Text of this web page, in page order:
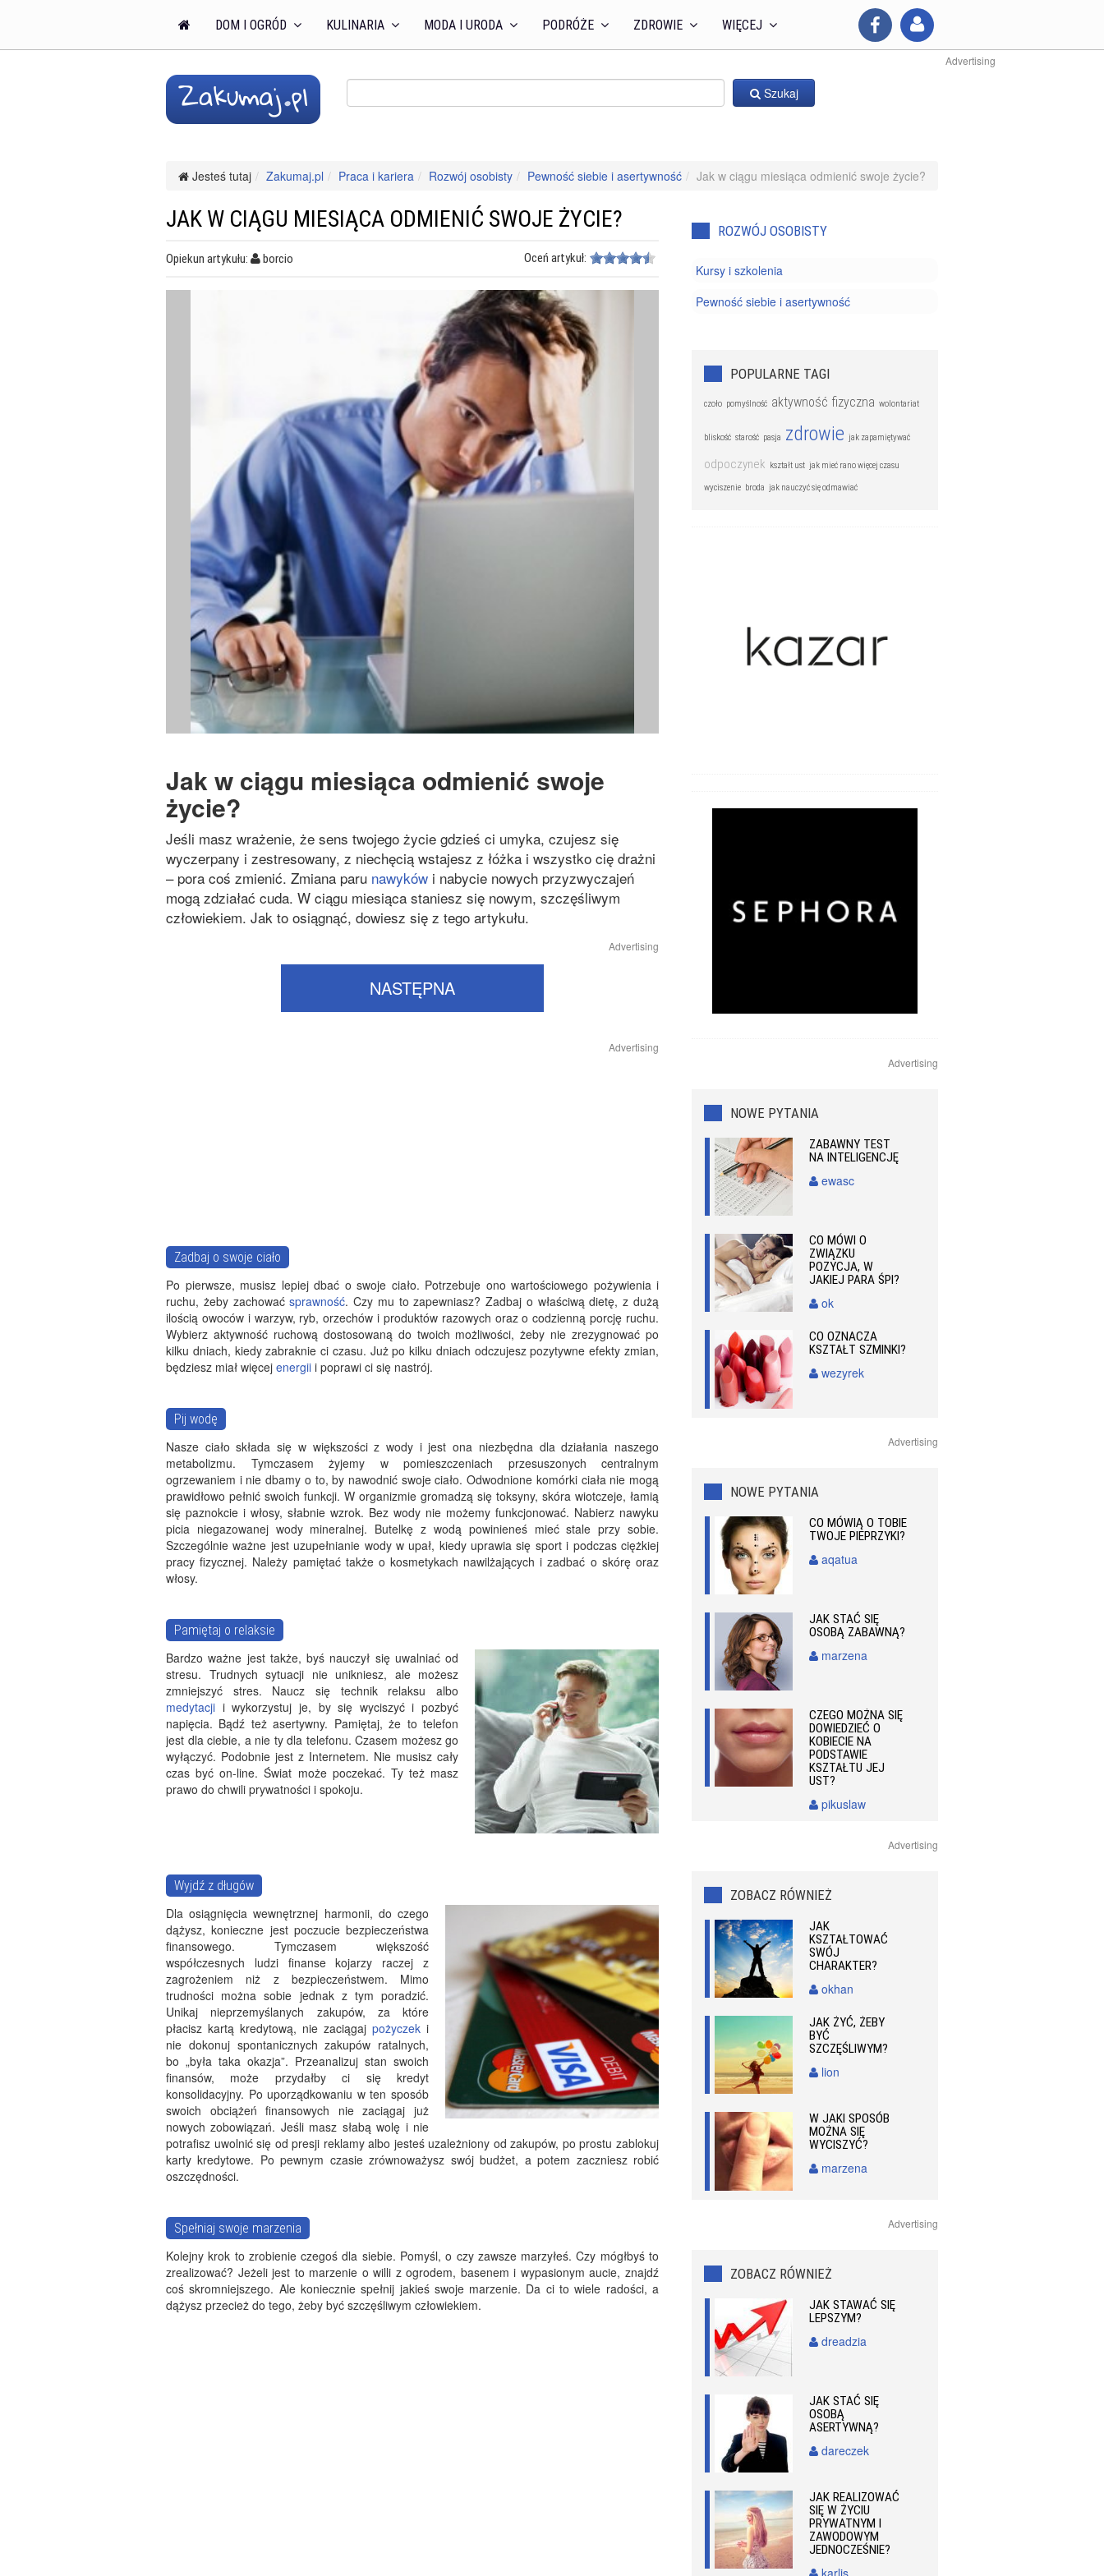
DOM I OGRÓD KULINARIA MODA I URODA PODRÓŻE ZDROWIE WIĘCEJ
Advertising
Szukaj
Jesteś tutaj Zakumaj.pl Praca i kariera Rozwój osobisty Pewność siebie i asertywność Jak w ciągu miesiąca odmienić swoje życie?
JAK W CIĄGU MIESIĄCA ODMIENIĆ SWOJE ŻYCIE?
Opiekun artykułu: borcio Oceń artykuł:
Jak w ciągu miesiąca odmienić swoje
życie?
Jeśli masz wrażenie, że sens twojego życie gdzieś ci umyka, czujesz się
wyczerpany i zestresowany, z niechęcią wstajesz z łóżka i wszystko cię drażni
– pora coś zmienić. Zmiana paru nawyków i nabycie nowych przyzwyczajeń
mogą zdziałać cuda. W ciągu miesiąca staniesz się nowym, szczęśliwym
człowiekiem. Jak to osiągnąć, dowiesz się z tego artykułu.
Advertising
NASTĘPNA
Advertising
Zadbaj o swoje ciało
Po pierwsze, musisz lepiej dbać o swoje ciało. Potrzebuje ono wartościowego pożywienia i
ruchu, żeby zachowaćsprawność. Czy mu to zapewniasz? Zadbaj o właściwą dietę, z dużą
ilością owoców i warzyw, ryb, orzechów i produktów razowych oraz o codzienną porcję ruchu.
Wybierz aktywność ruchową dostosowaną do twoich możliwości, żeby nie zrezygnować po
kilku dniach, kiedy zabraknie ci czasu. Już po kilku dniach odczujesz pozytywne efekty zmian,
będziesz miał więcej energii i poprawi ci się nastrój.
Pij wodę
Nasze ciało składa się w większości z wody i jest ona niezbędna dla działania naszego
metabolizmu. Tymczasem żyjemy w pomieszczeniach przesuszonych centralnym
ogrzewaniem i nie dbamy o to, by nawodnić swoje ciało. Odwodnione komórki ciała nie mogą
prawidłowo pełnić swoich funkcji. W organizmie gromadzą się toksyny, skóra wiotczeje, łamią
się paznokcie i włosy, słabnie wzrok. Bez wody nie możemy funkcjonować. Nabierz nawyku
picia niegazowanej wody mineralnej. Butelkę z wodą powinieneś mieć stale przy sobie.
Szczególnie ważne jest uzupełnianie wody w upał, kiedy uprawia się sport i podczas ciężkiej
pracy fizycznej. Należy pamiętać także o kosmetykach nawilżających i zadbać o skórę oraz
włosy.
Pamiętaj o relaksie
Bardzo ważne jest także, byś nauczył się uwalniać od
stresu. Trudnych sytuacji nie unikniesz, ale możesz
zmniejszyć stres. Naucz się technik relaksu albo
medytacji i wykorzystuj je, by się wyciszyć i pozbyć
napięcia. Bądź też asertywny. Pamiętaj, że to telefon
jest dla ciebie, a nie ty dla telefonu. Czasem możesz go
wyłączyć. Podobnie jest z Internetem. Nie musisz cały
czas być on-line. Świat może poczekać. Ty też masz
prawo do chwili prywatności i spokoju.
Wyjdź z długów
Dla osiągnięcia wewnętrznej harmonii, do czego
dążysz, konieczne jest poczucie bezpieczeństwa
finansowego. Tymczasem większość
współczesnych ludzi finanse kojarzy raczej z
zagrożeniem niż z bezpieczeństwem. Mimo
trudności można sobie jednak z tym poradzić.
Unikaj nieprzemyślanych zakupów, za które
płacisz kartą kredytową, nie zaciągaj pożyczek i
nie dokonuj spontanicznych zakupów ratalnych,
bo „była taka okazja”. Przeanalizuj stan swoich
finansów, może przydałby ci się kredyt
konsolidacyjny. Po uporządkowaniu w ten sposób
swoich obciążeń finansowych nie zaciągaj już
nowych zobowiązań. Jeśli masz słabą wolę i nie
potrafisz uwolnić się od presji reklamy albo jesteś uzależniony od zakupów, po prostu zablokuj
karty kredytowe. Po pewnym czasie zrównoważysz swój budżet, a potem zaczniesz robić
oszczędności.
Spełniaj swoje marzenia
Kolejny krok to zrobienie czegoś dla siebie. Pomyśl, o czy zawsze marzyłeś. Czy mógłbyś to
zrealizować? Jeżeli jest to marzenie o willi z ogrodem, basenem i wypasionym aucie, znajdź
coś skromniejszego. Ale koniecznie spełnij jakieś swoje marzenie. Da ci to wiele radości, a
dążysz przecież do tego, żeby być szczęśliwym człowiekiem.
ROZWÓJ OSOBISTY
Kursy i szkolenia
Pewność siebie i asertywność
POPULARNE TAGI
czoło pomyślność aktywność fizyczna wolontariat
bliskość starość pasja zdrowie jak zapamiętywać
odpoczynek kształt ust jak mieć rano więcej czasu
wyciszenie broda jak nauczyć się odmawiać
Advertising
NOWE PYTANIA
ZABAWNY TEST
NA INTELIGENCJĘ
ewasc
CO MÓWI O
ZWIĄZKU
POZYCJA, W
JAKIEJ PARA ŚPI?
ok
CO OZNACZA
KSZTAŁT SZMINKI?
wezyrek
Advertising
NOWE PYTANIA
CO MÓWIĄ O TOBIE
TWOJE PIEPRZYKI?
aqatua
JAK STAĆ SIĘ
OSOBĄ ZABAWNĄ?
marzena
CZEGO MOŻNA SIĘ
DOWIEDZIEĆ O
KOBIECIE NA
PODSTAWIE
KSZTAŁTU JEJ
UST?
pikuslaw
Advertising
ZOBACZ RÓWNIEŻ
JAK
KSZTAŁTOWAĆ
SWÓJ
CHARAKTER?
okhan
JAK ŻYĆ, ŻEBY
BYĆ
SZCZĘŚLIWYM?
lion
W JAKI SPOSÓB
MOŻNA SIĘ
WYCISZYĆ?
marzena
Advertising
ZOBACZ RÓWNIEŻ
JAK STAWAĆ SIĘ
LEPSZYM?
dreadzia
JAK STAĆ SIĘ
OSOBĄ
ASERTYWNĄ?
dareczek
JAK REALIZOWAĆ
SIĘ W ŻYCIU
PRYWATNYM I
ZAWODOWYM
JEDNOCZEŚNIE?
karlis